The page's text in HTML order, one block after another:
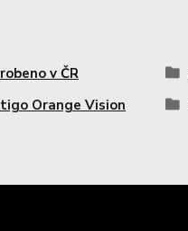
v ČR
Orange Vision